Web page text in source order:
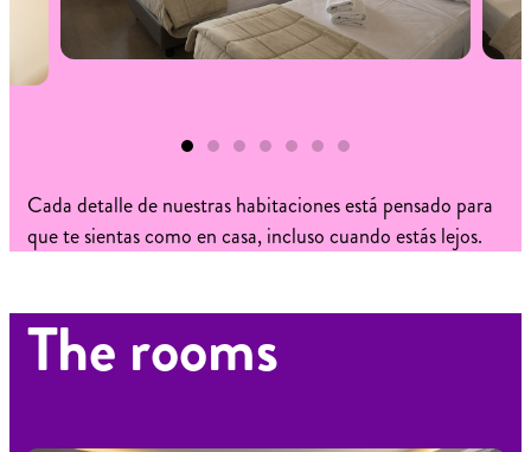
Cada detalle de nuestras habitaciones está pensado para
que te sientas como en casa, incluso cuando estás lejos.
The rooms